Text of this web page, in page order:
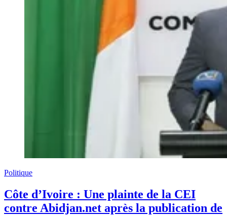
Politique
Côte d’Ivoire : Une plainte de la CEI
contre Abidjan.net après la publication de